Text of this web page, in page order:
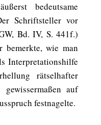
bedeutsame
Schriftsteller vor
Bd. IV, S. 441f.)
bemerkte, wie man
Interpretationshilfe
rätselhafter
auf
festnagelte.